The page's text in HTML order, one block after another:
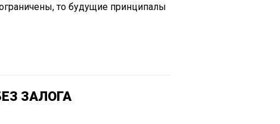
то будущие принципалы
ЗАЛОГА